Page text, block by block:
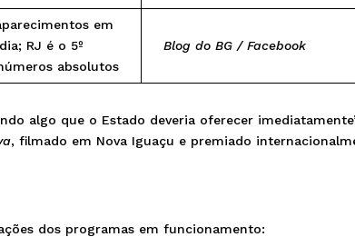
em
RJ é o 5º
absolutos
Blog do BG / Facebook
algo que o Estado deveria oferecer
, filmado em Nova Iguaçu e premiado
dos programas em funcionamento: